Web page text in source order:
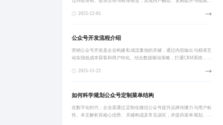
实现粉丝增
2025-12-05
公众号开发流程介绍
营销公众号开发是企业构建私域流量池的关键，通过内容输出与精准互
动实现低成本获客和用户转化。结合数据驱动策略，打通CRM系统，实
的私域引擎。
2025-11-22
如何科学规划公众号定制菜单结构
在数字化时代，企业需通过定制化微信公众号提升品牌传播力与用户粘
性。本文解析其核心优势、关键构成及常见误区，并提供菜单规划、视